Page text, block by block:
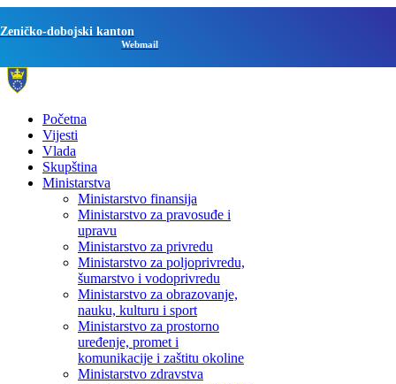
Zeničko-dobojski kanton
Webmail
Početna
Vijesti
Vlada
Skupština
Ministarstva
Ministarstvo finansija
Ministarstvo za pravosuđe i
upravu
Ministarstvo za privredu
Ministarstvo za poljoprivredu,
šumarstvo i vodoprivredu
Ministarstvo za obrazovanje,
nauku, kulturu i sport
Ministarstvo za prostorno
uređenje, promet i
komunikacije i zaštitu okoline
Ministarstvo zdravstva